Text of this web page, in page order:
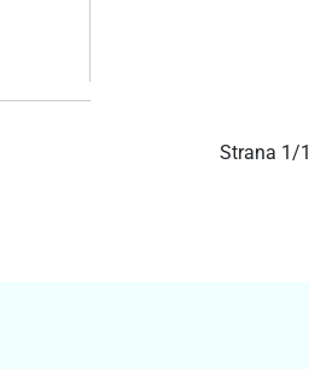
Strana 1/1